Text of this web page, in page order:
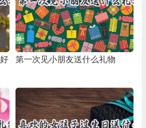
第一次见小朋友送什么礼物